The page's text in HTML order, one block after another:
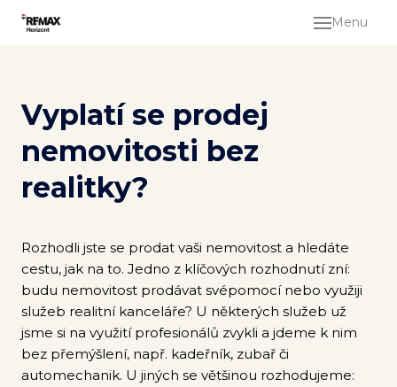
Menu
Vyplatí se prodej
nemovitosti bez
realitky?
Rozhodli jste se prodat vaši nemovitost a hledáte
cestu, jak na to. Jedno z klíčových rozhodnutí zní:
budu nemovitost prodávat svépomocí nebo využiji
služeb realitní kanceláře? U některých služeb už
jsme si na využití profesionálů zvykli a jdeme k nim
bez přemýšlení, např. kadeřník, zubař či
automechanik. U jiných se většinou rozhodujeme: